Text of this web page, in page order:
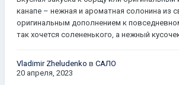
канапе – нежная и ароматная солонина из
оригинальным дополнением к
так хочется солененького, а нежный
Vladimir Zheludenko в САЛО
20 апреля, 2023